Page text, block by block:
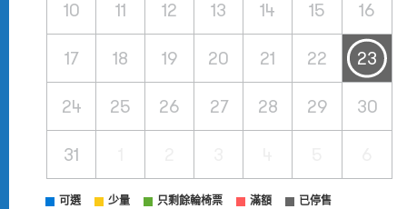
10 11 12 13 14 15 16
17 18 19 20 21 22 23
24 25 26 27 28 29 30
31
可選 少量 只剩餘輪椅票 滿額 已停售